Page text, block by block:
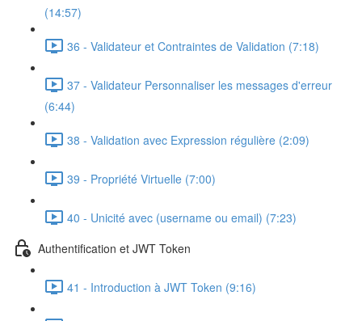
(14:57)
36 - Validateur et Contraintes de Validation (7:18)
37 - Validateur Personnaliser les messages d'erreur
(6:44)
38 - Validation avec Expression régulière (2:09)
39 - Propriété Virtuelle (7:00)
40 - Unicité avec (username ou email) (7:23)
Authentification et JWT Token
41 - Introduction à JWT Token (9:16)